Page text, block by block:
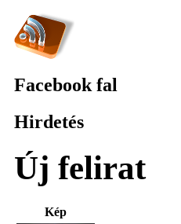
Facebook fal
Hirdetés
Új felirat
Kép